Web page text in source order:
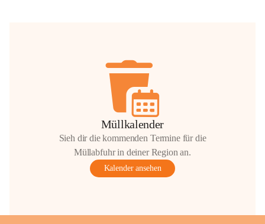
Müllkalender
Sieh dir die kommenden Termine für die
Müllabfuhr in deiner Region an.
Kalender ansehen